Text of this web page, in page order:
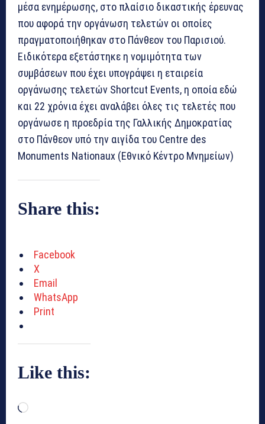
μέσα ενημέρωσης, στο πλαίσιο δικαστικής έρευνας
που αφορά την οργάνωση τελετών οι οποίες
πραγματοποιήθηκαν στο Πάνθεον του Παρισιού.
Ειδικότερα εξετάστηκε η νομιμότητα των
συμβάσεων που έχει υπογράψει η εταιρεία
οργάνωσης τελετών Shortcut Events, η οποία εδώ
και 22 χρόνια έχει αναλάβει όλες τις τελετές που
οργάνωσε η προεδρία της Γαλλικής Δημοκρατίας
στο Πάνθεον υπό την αιγίδα του Centre des
Monuments Nationaux (Εθνικό Κέντρο Μνημείων)
Share this:
Facebook
X
Email
WhatsApp
Print
Like this:
L